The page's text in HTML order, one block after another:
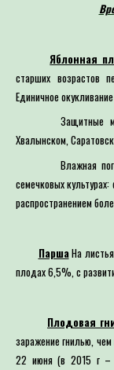
Яблонная
старших возрастов
Единичное
Защитные
Хвалынском,
Влажная
семечковых культурах:
распространением
ПаршаНа
плодах 6,5%, с
Плодовая
заражение гнилью,
22 июня (в 2015 г –